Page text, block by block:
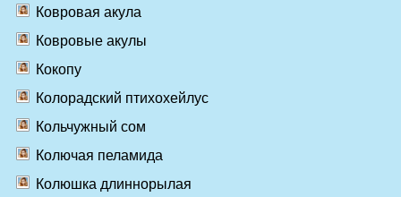
Ковровая акула
Ковровые акулы
Кокопу
Колорадский птихохейлус
Кольчужный сом
Колючая пеламида
Колюшка длиннорылая